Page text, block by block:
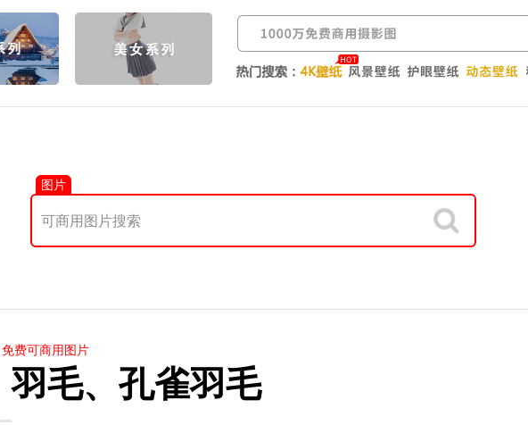
图片
免费可商用图片
羽毛、孔雀羽毛